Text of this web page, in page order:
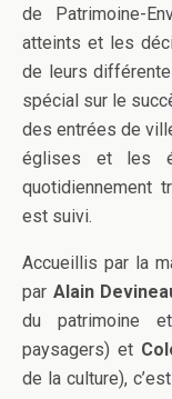
de Patrimoine-
atteints et les
de leurs
spécial sur le
des entrées de
églises et les
quotidiennement
est suivi.
Accueillis par la
par Alain
du patrimoine
paysagers) et
de la culture),